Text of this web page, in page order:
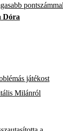
Dóra
játékost
Milánról